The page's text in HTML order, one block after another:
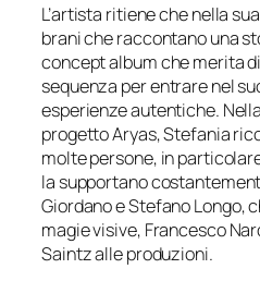
L’artista ritiene che nella
brani che raccontano una
concept album che merita
sequenza per entrare nel
esperienze autentiche.
progetto Aryas, Stefania
molte persone, in
la supportano
Giordano e Stefano Longo,
magie visive, Francesco
Saintz alle produzioni.